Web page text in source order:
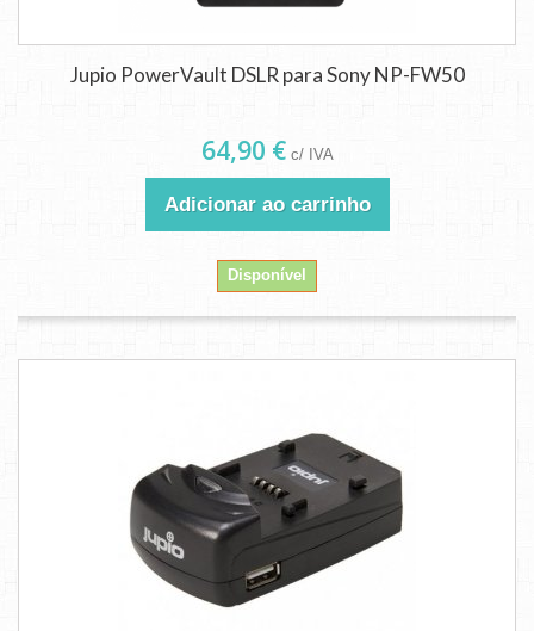
Jupio PowerVault DSLR para Sony NP-FW50
64,90 € c/ IVA
Adicionar ao carrinho
Disponível